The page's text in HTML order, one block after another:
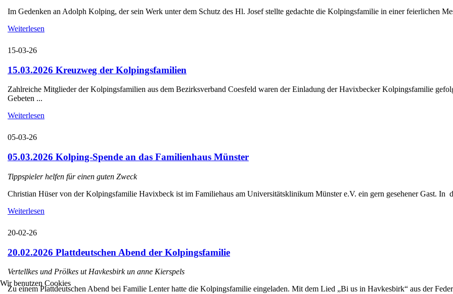
Im Gedenken an Adolph Kolping, der sein Werk unter dem Schutz des Hl. Josef stellte gedachte die Kolpingsfamilie in einer feierlichen
Weiterlesen
15-03-26
15.03.2026 Kreuzweg der Kolpingsfamilien
Zahlreiche Mitglieder der Kolpingsfamilien aus dem Bezirksverband Coesfeld waren der Einladung der Havixbecker Kolpingsfamilie
Gebeten ...
Weiterlesen
05-03-26
05.03.2026 Kolping-Spende an das Familienhaus Münster
Tippspieler helfen für einen guten Zweck
Christian Hüser von der Kolpingsfamilie Havixbeck ist im Familiehaus am Universitätsklinikum Münster e.V. ein gern gesehener Gast. In
Weiterlesen
20-02-26
20.02.2026 Plattdeutschen Abend der Kolpingsfamilie
Vertellkes und Prölkes ut Havkesbirk un anne Kierspels
Zu einem Plattdeutschen Abend bei Familie Lenter hatte die Kolpingsfamilie eingeladen. Mit dem Lied „Bi us in Havkesbirk“ aus der
Wir benutzen Cookies